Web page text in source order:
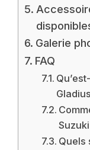
Galerie
FAQ
Quels